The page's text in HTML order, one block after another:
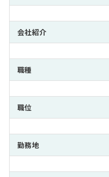
MBAを生かす求人特集
年齢と年収の相関図
MBA NETWORKING
会社紹介
職種
職位
勤務地